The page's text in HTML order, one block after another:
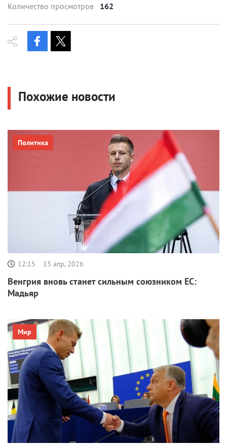
Количество просмотров 162
Похожие новости
12:15 13 апр, 2026
Венгрия вновь станет сильным союзником ЕС:
Мадьяр
Политика
Мир